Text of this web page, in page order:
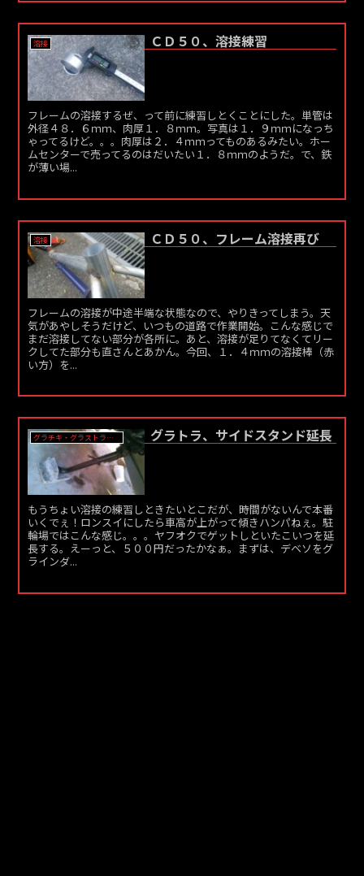
溶接 ＣＤ５０、溶接練習
フレームの溶接するぜ、って前に練習しとくことにした。単管は
外径４８．６ｍｍ、肉厚１．８ｍｍ。写真は１．９ｍｍになっち
ゃってるけど。。。肉厚は２．４ｍｍってものあるみたい。ホー
ムセンターで売ってるのはだいたい１．８ｍｍのようだ。で、鉄
が薄い場...
溶接 ＣＤ５０、フレーム溶接再び
フレームの溶接が中途半端な状態なので、やりきってしまう。天
気があやしそうだけど、いつもの道路で作業開始。こんな感じで
まだ溶接してない部分が各所に。あと、溶接が足りてなくてリー
クしてた部分も直さんとあかん。今回、１．４ｍｍの溶接棒（赤
い方）を...
グラチキ・グラストラッカー グラトラ、サイドスタンド延長
もうちょい溶接の練習しときたいとこだが、時間がないんで本番
いくでぇ！ロンスイにしたら車高が上がって傾きハンパねぇ。駐
輪場ではこんな感じ。。。ヤフオクでゲットしといたこいつを延
長する。えーっと、５００円だったかなぁ。まずは、デベソをグ
ラインダ...